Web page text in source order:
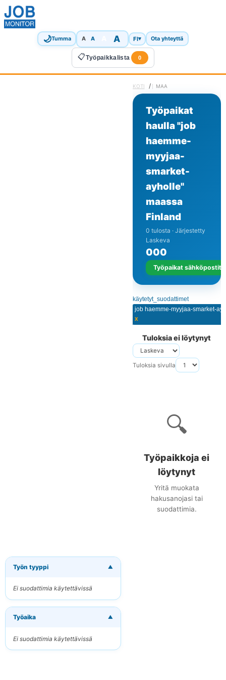
🌙Tumma A A A FI▾ Ota yhteyttä
📋Työpaikkalista 0
KOTI / MAA
Työpaikat
haulla "job
haemme-
myyjaa-
smarket-
ayholle"
maassa
Finland
0 tulosta · Järjestetty
Laskeva
000
Työpaikat
käytetyt_suodattimet
job haemme-myyjaa-smarket-
x
Tuloksia ei löytynyt
Tuloksia sivulla
🔍
Työpaikkoja ei
löytynyt
Yritä muokata
hakusanojasi tai
suodattimia.
Työn tyyppi ▼
Ei suodattimia käytettävissä
Työaika ▼
Ei suodattimia käytettävissä